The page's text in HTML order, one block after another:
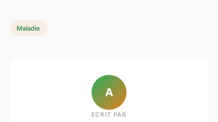
Maladie
A
ECRIT PAR